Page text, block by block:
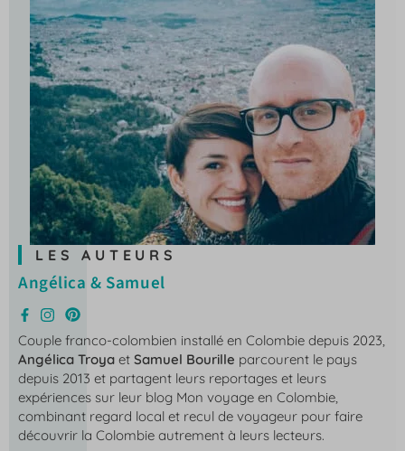
LES AUTEURS
Angélica & Samuel
Couple franco-colombien installé en Colombie depuis 2023,
Angélica Troya et Samuel Bourille parcourent le pays
depuis 2013 et partagent leurs reportages et leurs
expériences sur leur blog Mon voyage en Colombie,
combinant regard local et recul de voyageur pour faire
découvrir la Colombie autrement à leurs lecteurs.